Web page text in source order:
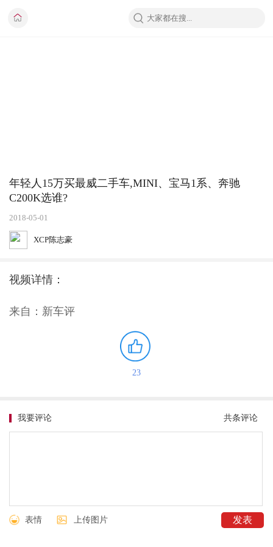
年轻人15万买最威二手车,MINI、宝马1系、奔驰
C200K选谁?
2018-05-01
XCP陈志豪
视频详情：
来自：新车评
23
共条评论
我要评论
表情 上传图片